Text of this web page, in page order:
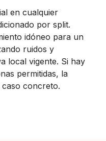
en cualquier
por split.
idóneo para un
ruidos y
local vigente. Si hay
permitidas, la
caso concreto.